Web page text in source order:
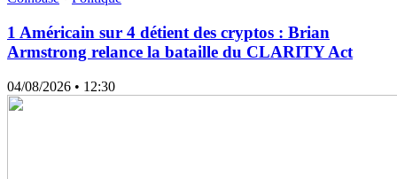
1 Américain sur 4 détient des cryptos : Brian
Armstrong relance la bataille du CLARITY Act
04/08/2026 • 12:30